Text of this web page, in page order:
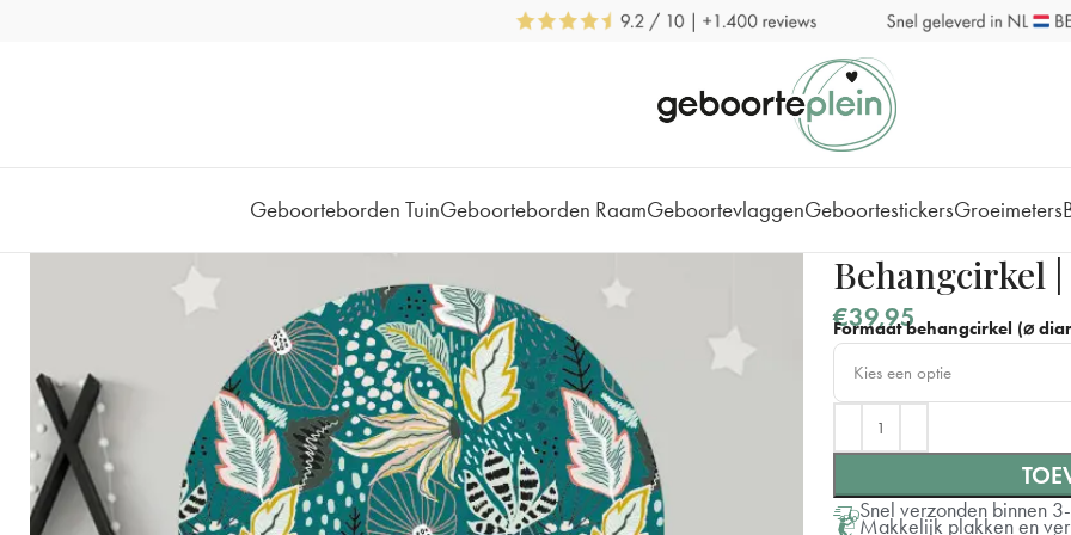
Geboorteborden TuinGeboorteborden RaamGeboortevlaggenGeboortestickersGroeimeters
Behangcirkel
€39,95
Formaat behangcirkel (⌀
Kies een optie
⌀ 40 cm
Snel verzonden binnen
Makkelijk plakken en